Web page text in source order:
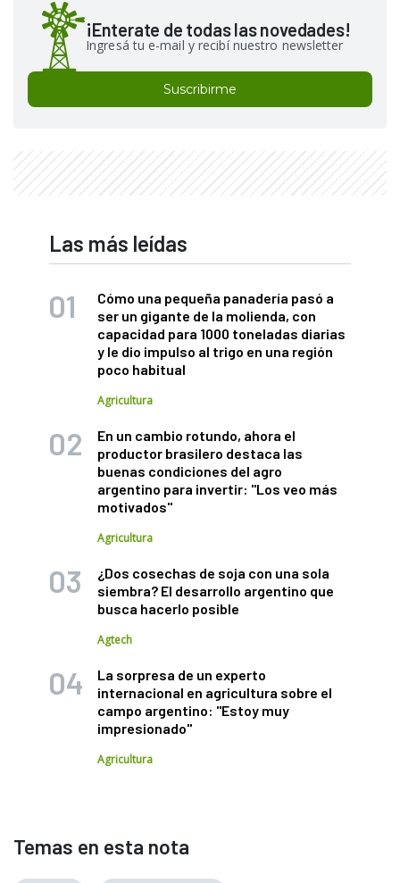
¡Enterate de todas las novedades!
Ingresá tu e-mail y recibí nuestro newsletter
Suscribirme
Las más leídas
Cómo una pequeña panadería pasó a
ser un gigante de la molienda, con
capacidad para 1000 toneladas diarias
y le dio impulso al trigo en una región
poco habitual
Agricultura
En un cambio rotundo, ahora el
productor brasilero destaca las
buenas condiciones del agro
argentino para invertir: "Los veo más
motivados"
Agricultura
¿Dos cosechas de soja con una sola
siembra? El desarrollo argentino que
busca hacerlo posible
Agtech
La sorpresa de un experto
internacional en agricultura sobre el
campo argentino: "Estoy muy
impresionado"
Agricultura
Temas en esta nota